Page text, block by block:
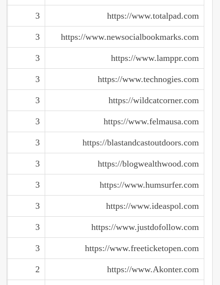
https://www.totalpad.com
3
https://www.newsocialbookmarks.com
3
https://www.lamppr.com
3
https://www.technogies.com
3
https://wildcatcorner.com
3
https://www.felmausa.com
3
https://blastandcastoutdoors.com
3
https://blogwealthwood.com
3
https://www.humsurfer.com
3
https://www.ideaspol.com
3
https://www.justdofollow.com
3
https://www.freeticketopen.com
3
https://www.Akonter.com
2